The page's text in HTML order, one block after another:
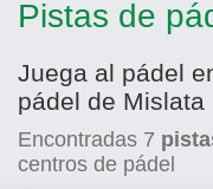
Pistas de
Juega al pádel
pádel de Mislata
Encontradas 7
centros de pádel